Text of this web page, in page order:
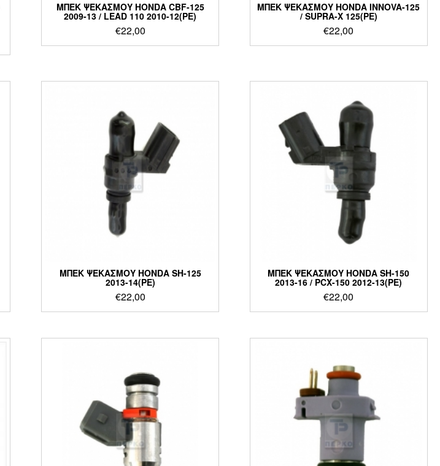
ΜΠΕΚ ΨΕΚΑΣΜΟΥ HONDA CBF-125
2009-13 / LEAD 110 2010-12(PE)
€22,00
ΜΠΕΚ ΨΕΚΑΣΜΟΥ HONDA INNOVA-125
/ SUPRA-X 125(PE)
€22,00
ΜΠΕΚ ΨΕΚΑΣΜΟΥ HONDA SH-125
2013-14(PE)
€22,00
ΜΠΕΚ ΨΕΚΑΣΜΟΥ HONDA SH-150
2013-16 / PCX-150 2012-13(PE)
€22,00